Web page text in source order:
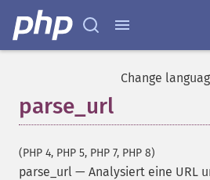
Change
parse_url
(PHP 4, PHP 5, PHP 7, PHP 8)
parse_url — Analysiert eine URL